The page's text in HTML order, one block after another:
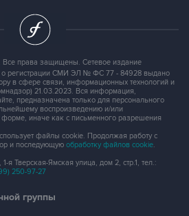
права защищены. Сетевое издание
о регистрации СМИ ЭЛ № ФС 77 - 84928 выдано
в сфере связи, информационных технологий и
21.03.2023. Вся информация,
предназначена только для персонального
воспроизведению и/или
форме, иначе как с письменного разрешения
файлы cookie. Продолжая работу с
и последующую обработку файлов cookie.
я Тверская-Ямская улица, дом 2, стр.1, тел.:
250-97-27
группы